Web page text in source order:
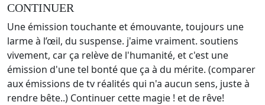
CONTINUER
Une émission touchante et émouvante, toujours une
larme à l’œil, du suspense. j'aime vraiment. soutiens
vivement, car ça relève de l'humanité, et c'est une
émission d'une tel bonté que ça à du mérite. (comparer
aux émissions de tv réalités qui n'a aucun sens, juste à
rendre bête..) Continuer cette magie ! et de rêve!